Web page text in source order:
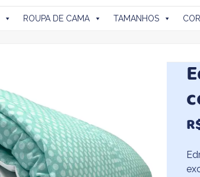
ROUPA DE CAMA TAMANHOS